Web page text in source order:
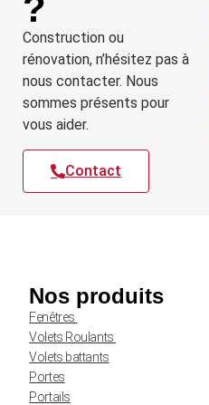
?
Construction ou
rénovation, n’hésitez pas à
nous contacter. Nous
sommes présents pour
vous aider.
Contact
Nos produits
Fenêtres
Volets Roulants
Volets battants
Portes
Portails